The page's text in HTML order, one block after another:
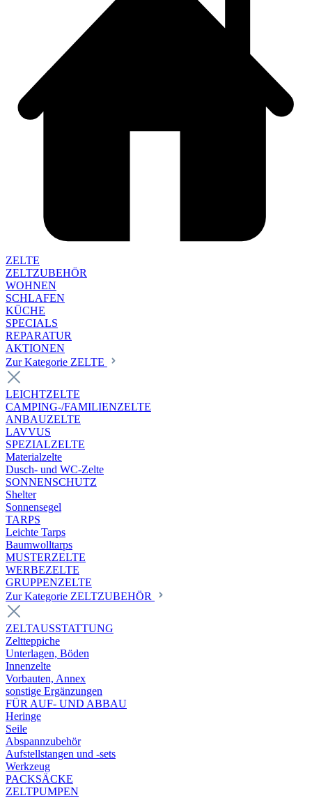
ZELTE
ZELTZUBEHÖR
WOHNEN
SCHLAFEN
KÜCHE
SPECIALS
REPARATUR
AKTIONEN
Zur Kategorie ZELTE
LEICHTZELTE
CAMPING-/FAMILIENZELTE
ANBAUZELTE
LAVVUS
SPEZIALZELTE
Materialzelte
Dusch- und WC-Zelte
SONNENSCHUTZ
Shelter
Sonnensegel
TARPS
Leichte Tarps
Baumwolltarps
MUSTERZELTE
WERBEZELTE
GRUPPENZELTE
Zur Kategorie ZELTZUBEHÖR
ZELTAUSSTATTUNG
Zeltteppiche
Unterlagen, Böden
Innenzelte
Vorbauten, Annex
sonstige Ergänzungen
FÜR AUF- UND ABBAU
Heringe
Seile
Abspannzubehör
Aufstellstangen und -sets
Werkzeug
PACKSÄCKE
ZELTPUMPEN